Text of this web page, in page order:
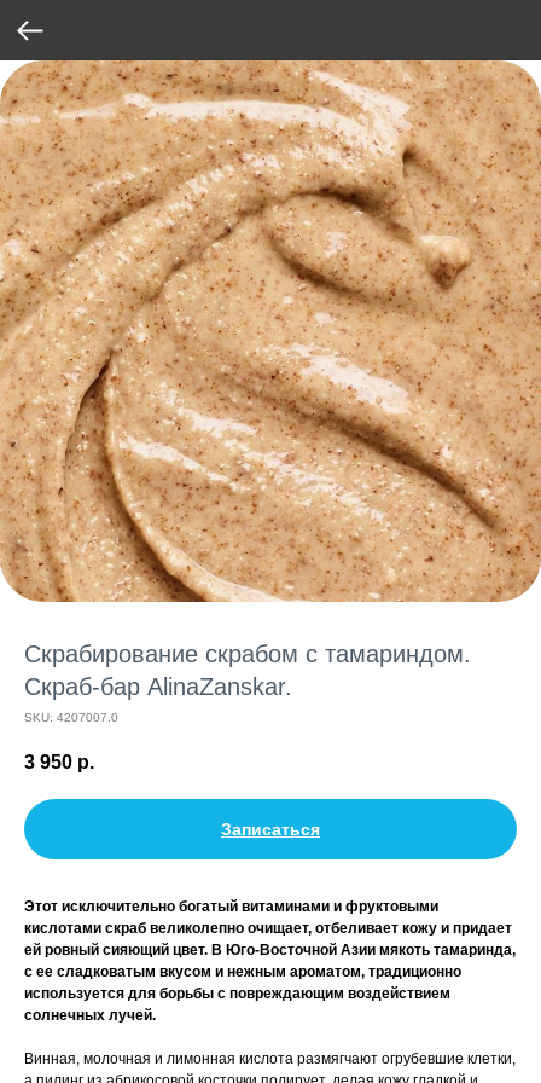
Скрабирование скрабом с тамариндом.
Скраб-бар AlinaZanskar.
SKU: 4207007.0
3 950 р.
Записаться
Этот исключительно богатый витаминами и фруктовыми
кислотами скраб великолепно очищает, отбеливает кожу и придает
ей ровный сияющий цвет. В Юго-Восточной Азии мякоть тамаринда,
с ее сладковатым вкусом и нежным ароматом, традиционно
используется для борьбы с повреждающим воздействием
солнечных лучей.
Винная, молочная и лимонная кислота размягчают огрубевшие клетки,